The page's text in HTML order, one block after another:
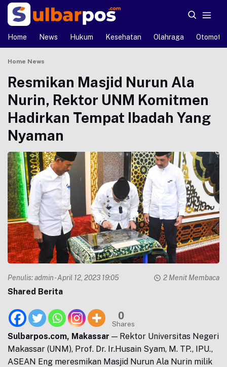
Home News Hukum Kesehatan Olahraga Otomotif
Home News
Resmikan Masjid Nurun Ala
Nurin, Rektor UNM Komitmen
Hadirkan Tempat Ibadah Yang
Nyaman
Penulis:admin- April 12, 2023 19:05 2 Menit Membaca
Shared Berita
0
Shares
Sulbarpos.com, Makassar — Rektor Universitas Negeri
Makassar (UNM), Prof. Dr. Ir.Husain Syam, M. TP., IPU.,
ASEAN Eng meresmikan Masjid Nurun Ala Nurin milik